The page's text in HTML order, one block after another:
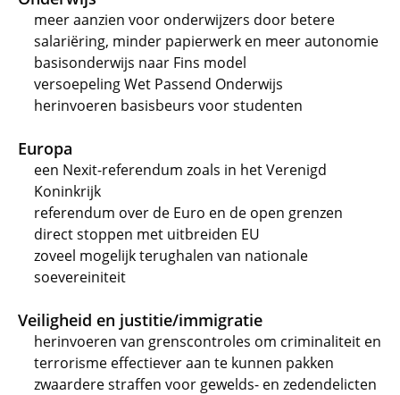
meer aanzien voor onderwijzers door betere
salariëring, minder papierwerk en meer autonomie
basisonderwijs naar Fins model
versoepeling Wet Passend Onderwijs
herinvoeren basisbeurs voor studenten
Europa
een Nexit-referendum zoals in het Verenigd
Koninkrijk
referendum over de Euro en de open grenzen
direct stoppen met uitbreiden EU
zoveel mogelijk terughalen van nationale
soevereiniteit
Veiligheid en justitie/immigratie
herinvoeren van grenscontroles om criminaliteit en
terrorisme effectiever aan te kunnen pakken
zwaardere straffen voor gewelds- en zedendelicten